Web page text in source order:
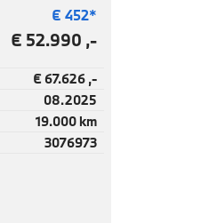
€ 452*
€ 52.990 ,-
€ 67.626 ,-
08.2025
19.000 km
3076973